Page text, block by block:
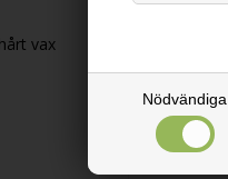
Nödvändiga
vax Hårt